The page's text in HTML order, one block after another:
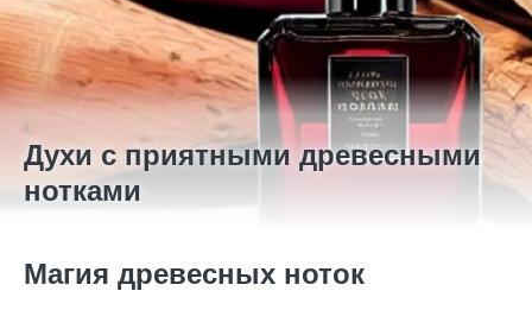
Духи с приятными древесными
нотками
Магия древесных ноток